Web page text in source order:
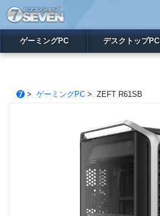
ゲーミングPC デスクトップPC
> ゲーミングPC> ZEFT R61SB